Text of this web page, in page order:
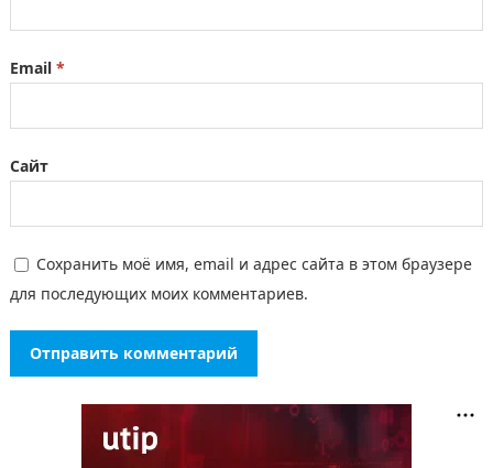
Email *
Сайт
Сохранить моё имя, email и адрес сайта в этом браузере
для последующих моих комментариев.